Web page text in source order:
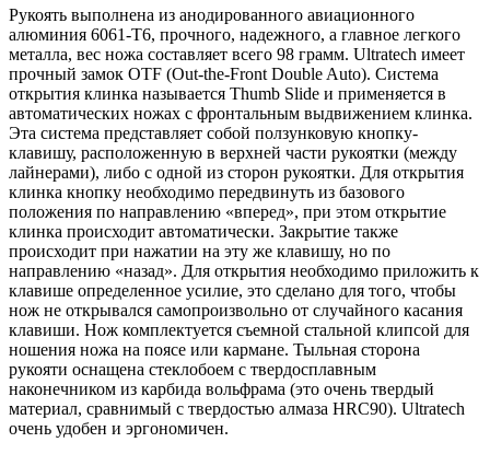
Рукоять выполнена из анодированного авиационного
алюминия 6061-T6, прочного, надежного, а главное легкого
металла, вес ножа составляет всего 98 грамм. Ultratech имеет
прочный замок OTF (Out-the-Front Double Auto). Система
открытия клинка называется Thumb Slide и применяется в
автоматических ножах с фронтальным выдвижением клинка.
Эта система представляет собой ползунковую кнопку-
клавишу, расположенную в верхней части рукоятки (между
лайнерами), либо с одной из сторон рукоятки. Для открытия
клинка кнопку необходимо передвинуть из базового
положения по направлению «вперед», при этом открытие
клинка происходит автоматически. Закрытие также
происходит при нажатии на эту же клавишу, но по
направлению «назад». Для открытия необходимо приложить к
клавише определенное усилие, это сделано для того, чтобы
нож не открывался самопроизвольно от случайного касания
клавиши. Нож комплектуется съемной стальной клипсой для
ношения ножа на поясе или кармане. Тыльная сторона
рукояти оснащена стеклобоем с твердосплавным
наконечником из карбида вольфрама (это очень твердый
материал, сравнимый с твердостью алмаза HRC90). Ultratech
очень удобен и эргономичен.